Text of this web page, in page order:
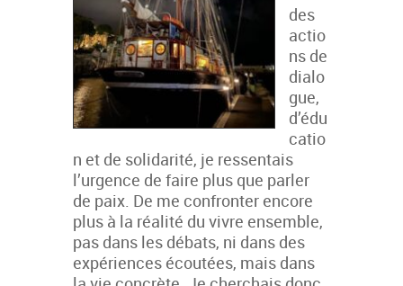
des
actio
ns de
dialo
gue,
d’édu
catio
n et de solidarité, je ressentais
l’urgence de faire plus que parler
de paix. De me confronter encore
plus à la réalité du vivre ensemble,
pas dans les débats, ni dans des
expériences écoutées, mais dans